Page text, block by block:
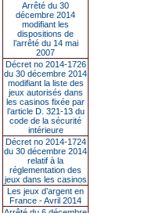
Arrêté du 30
décembre 2014
modifiant les
dispositions de
l’arrêté du 14 mai
2007
Décret no 2014-1726
du 30 décembre 2014
modifiant la liste des
jeux autorisés dans
les casinos fixée par
l’article D. 321-13 du
code de la sécurité
intérieure
Décret no 2014-1724
du 30 décembre 2014
relatif à la
réglementation des
jeux dans les casinos
Les jeux d’argent en
France - Avril 2014